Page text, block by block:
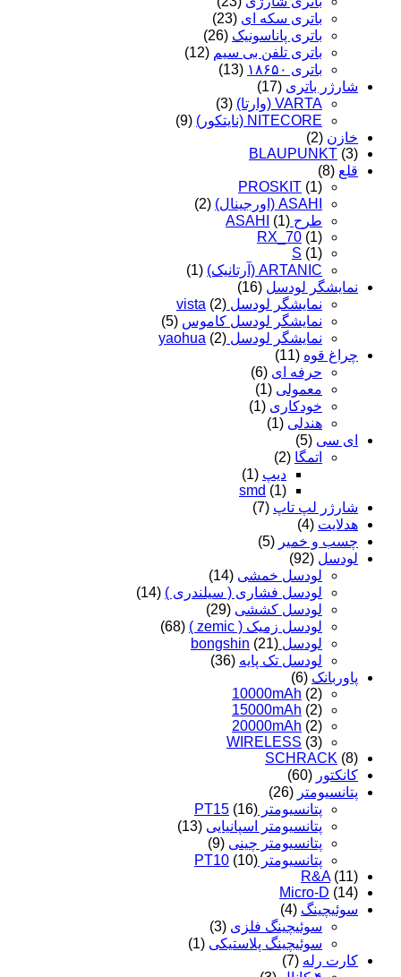
باتری سکه ای (23)
باتری پاناسونیک (26)
باتری تلفن بی سیم (12)
باتری ۱۸۶۵۰
(13)
شارژر باتری (17)
VARTA (وارتا)
(3)
NITECORE (نایتکور)
(9)
خازن (2)
BLAUPUNKT (3)
قلع (8)
PROSKIT (1)
ASAHI (اورجینال)
(2)
طرح ASAHI (1)
RX_70 (1)
S (1)
ARTANIC (آرتانیک)
(1)
نمایشگر لودسل (16)
نمایشگر لودسل vista (2)
نمایشگر لودسل کاموس (5)
نمایشگر لودسل yaohua (2)
چراغ قوه (11)
حرفه ای (6)
معمولی (1)
خودکاری (1)
هندلی (1)
ای سی (5)
اتمگا (2)
دیپ (1)
smd (1)
شارژر لپ تاپ (7)
هدلایت (4)
چسب و خمیر (5)
لودسل (92)
لودسل خمشی (14)
لودسل فشاری ( سیلندری ) (14)
لودسل کششی (29)
لودسل زمیک ( zemic )
(68)
لودسل bongshin (21)
لودسل تک پایه (36)
پاوربانک (6)
10000mAh (2)
15000mAh (2)
20000mAh (2)
WIRELESS (3)
SCHRACK (8)
کانکتور (60)
پتانسیومتر (26)
پتانسیومتر PT15 (16)
پتانسیومتر اسپانیایی (13)
پتانسیومتر چینی (9)
پتانسیومتر PT10 (10)
R&A (11)
Micro-D (14)
سوئیچینگ (4)
سوئیچینگ فلزی (3)
سوئیچینگ پلاستیکی (1)
کارت رله (7)